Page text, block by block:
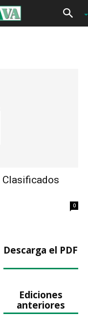
Clasificados
0
Descarga el PDF
Ediciones
anteriores